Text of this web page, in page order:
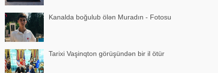
Kanalda boğulub ölən Muradın - Fotosu
Tarixi Vaşinqton görüşündən bir il ötür